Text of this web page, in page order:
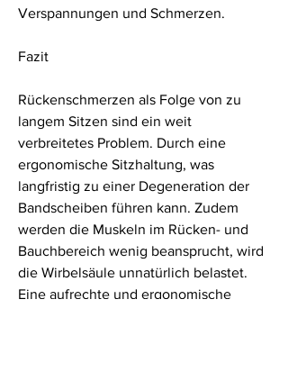
Verspannungen und Schmerzen.
Fazit
Rückenschmerzen als Folge von zu
langem Sitzen sind ein weit
verbreitetes Problem. Durch eine
ergonomische Sitzhaltung, was
langfristig zu einer Degeneration der
Bandscheiben führen kann. Zudem
werden die Muskeln im Rücken- und
Bauchbereich wenig beansprucht, wird
die Wirbelsäule unnatürlich belastet.
Eine aufrechte und ergonomische